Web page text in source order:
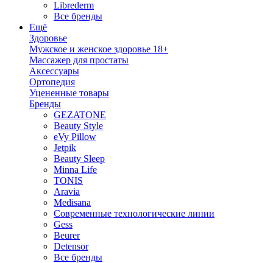
Librederm
Все бренды
Ещё
Здоровье
Мужское и женское здоровье 18+
Массажер для простаты
Аксессуары
Ортопедия
Уцененные товары
Бренды
GEZATONE
Beauty Style
eVy Pillow
Jetpik
Beauty Sleep
Minna Life
TONIS
Aravia
Medisana
Современные технологические линии
Gess
Beurer
Detensor
Все бренды